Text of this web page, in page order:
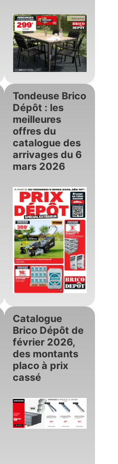
Tondeuse Brico
Dépôt : les
meilleures
offres du
catalogue des
arrivages du 6
mars 2026
Catalogue
Brico Dépôt de
février 2026,
des montants
placo à prix
cassé